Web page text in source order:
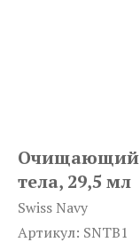
Очищающий
тела, 29,5 мл
Swiss Navy
Артикул: SNTB1